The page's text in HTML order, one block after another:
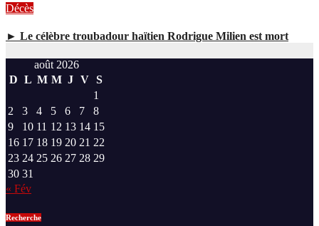
Décès
► Le célèbre troubadour haïtien Rodrigue Milien est mort
août 2026
D L M M J V S
1
2
3 4 5 6 7
8
9
10 11 12 13 14 15
16 17 18 19 20 21 22
23 24 25 26 27 28 29
30 31
« Fév
Recherche